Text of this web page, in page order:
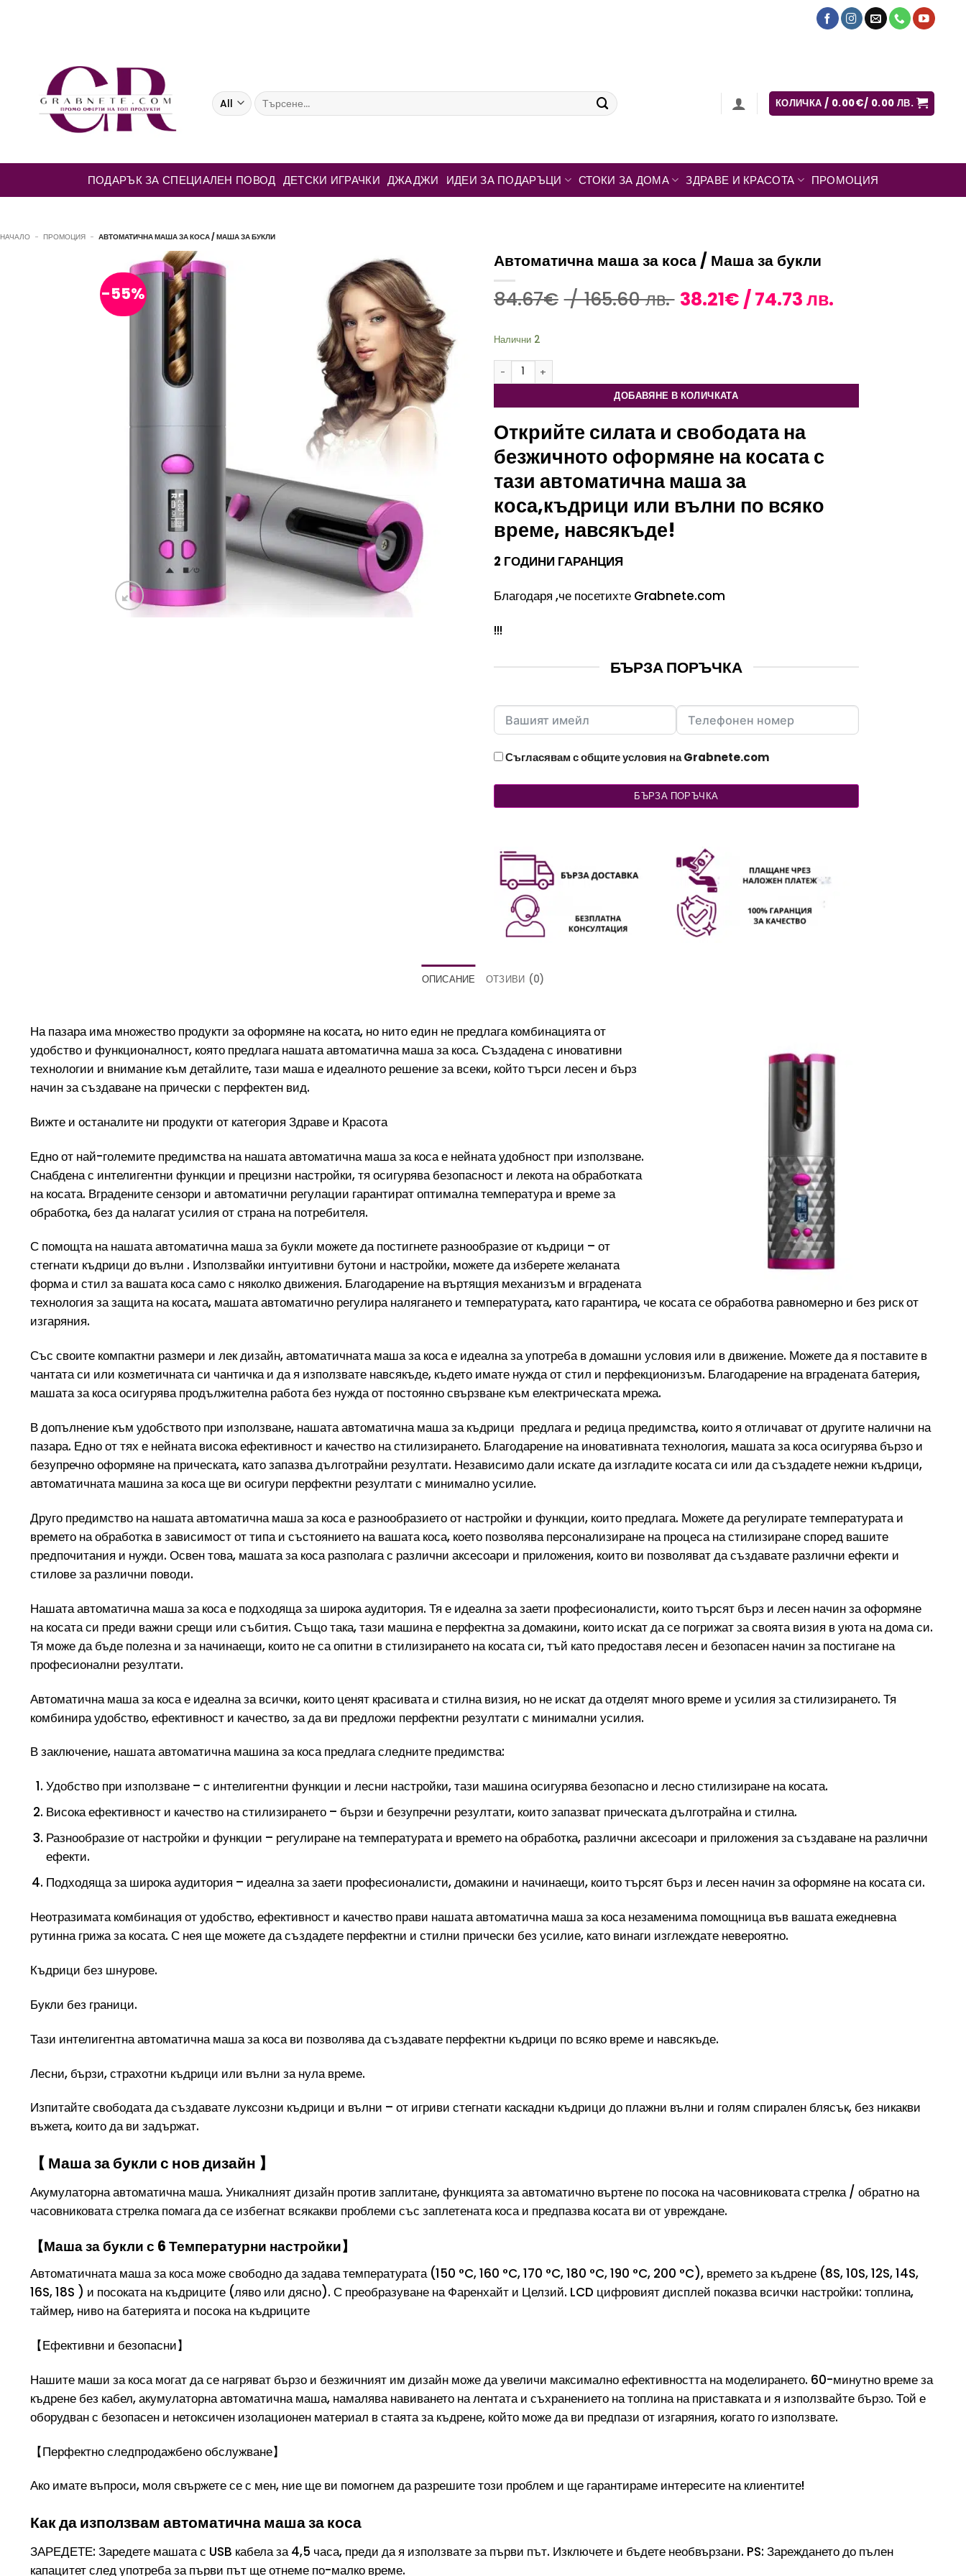
Търсене
за:
КОЛИЧКА / 0.00€/ 0.00 ЛВ.
ПОДАРЪК ЗА СПЕЦИАЛЕН ПОВОД ДЕТСКИ ИГРАЧКИ ДЖАДЖИ ИДЕИ ЗА ПОДАРЪЦИ СТОКИ ЗА ДОМА ЗДРАВЕ И КРАСОТА ПРОМОЦИЯ
НАЧАЛО - ПРОМОЦИЯ - АВТОМАТИЧНА МАША ЗА КОСА / МАША ЗА БУКЛИ
-55%
Автоматична маша за коса / Маша за букли
84.67€ / 165.60 лв. Original
165.60 лв..
38.21€ / 74.73 лв.
74.73 лв..
Налични 2
количество за Автоматична маша за коса / Маша за букли
ДОБАВЯНЕ В КОЛИЧКАТА
Открийте силата и свободата на
безжичното оформяне на косата с
тази автоматична маша за
коса,къдрици или вълни по всяко
време, навсякъде!
2 ГОДИНИ ГАРАНЦИЯ
Благодаря ,че посетихте Grabnete.com
!!!
БЪРЗА ПОРЪЧКА
Съгласявам с общите условия на Grabnete.com
БЪРЗА ПОРЪЧКА
ОПИСАНИЕ ОТЗИВИ (0)
На пазара има множество продукти за оформяне на косата, но нито един не предлага комбинацията от
удобство и функционалност, която предлага нашата автоматична маша за коса. Създадена с иновативни
технологии и внимание към детайлите, тази маша е идеалното решение за всеки, който търси лесен и бърз
начин за създаване на прически с перфектен вид.
Вижте и останалите ни продукти от категория Здраве и Красота
Едно от най-големите предимства на нашата автоматична маша за коса е нейната удобност при използване.
Снабдена с интелигентни функции и прецизни настройки, тя осигурява безопасност и лекота на обработката
на косата. Вградените сензори и автоматични регулации гарантират оптимална температура и време за
обработка, без да налагат усилия от страна на потребителя.
С помощта на нашата автоматична маша за букли можете да постигнете разнообразие от къдрици – от
стегнати къдрици до вълни . Използвайки интуитивни бутони и настройки, можете да изберете желаната
форма и стил за вашата коса само с няколко движения. Благодарение на въртящия механизъм и вградената
технология за защита на косата, машата автоматично регулира налягането и температурата, като гарантира, че косата се обработва равномерно и без риск от
изгаряния.
Със своите компактни размери и лек дизайн, автоматичната маша за коса е идеална за употреба в домашни условия или в движение. Можете да я поставите в
чантата си или козметичната си чантичка и да я използвате навсякъде, където имате нужда от стил и перфекционизъм. Благодарение на вградената батерия,
машата за коса осигурява продължителна работа без нужда от постоянно свързване към електрическата мрежа.
В допълнение към удобството при използване, нашата автоматична маша за къдрици предлага и редица предимства, които я отличават от другите налични на
пазара. Едно от тях е нейната висока ефективност и качество на стилизирането. Благодарение на иновативната технология, машата за коса осигурява бързо и
безупречно оформяне на прическата, като запазва дълготрайни резултати. Независимо дали искате да изгладите косата си или да създадете нежни къдрици,
автоматичната машина за коса ще ви осигури перфектни резултати с минимално усилие.
Друго предимство на нашата автоматична маша за коса е разнообразието от настройки и функции, които предлага. Можете да регулирате температурата и
времето на обработка в зависимост от типа и състоянието на вашата коса, което позволява персонализиране на процеса на стилизиране според вашите
предпочитания и нужди. Освен това, машата за коса разполага с различни аксесоари и приложения, които ви позволяват да създавате различни ефекти и
стилове за различни поводи.
Нашата автоматична маша за коса е подходяща за широка аудитория. Тя е идеална за заети професионалисти, които търсят бърз и лесен начин за оформяне
на косата си преди важни срещи или събития. Също така, тази машина е перфектна за домакини, които искат да се погрижат за своята визия в уюта на дома си.
Тя може да бъде полезна и за начинаещи, които не са опитни в стилизирането на косата си, тъй като предоставя лесен и безопасен начин за постигане на
професионални резултати.
Автоматична маша за коса е идеална за всички, които ценят красивата и стилна визия, но не искат да отделят много време и усилия за стилизирането. Тя
комбинира удобство, ефективност и качество, за да ви предложи перфектни резултати с минимални усилия.
В заключение, нашата автоматична машина за коса предлага следните предимства:
Удобство при използване – с интелигентни функции и лесни настройки, тази машина осигурява безопасно и лесно стилизиране на косата.
Висока ефективност и качество на стилизирането – бързи и безупречни резултати, които запазват прическата дълготрайна и стилна.
Разнообразие от настройки и функции – регулиране на температурата и времето на обработка, различни аксесоари и приложения за създаване на различни
ефекти.
Подходяща за широка аудитория – идеална за заети професионалисти, домакини и начинаещи, които търсят бърз и лесен начин за оформяне на косата си.
Неотразимата комбинация от удобство, ефективност и качество прави нашата автоматична маша за коса незаменима помощница във вашата ежедневна
рутинна грижа за косата. С нея ще можете да създадете перфектни и стилни прически без усилие, като винаги изглеждате невероятно.
Къдрици без шнурове.
Букли без граници.
Тази интелигентна автоматична маша за коса ви позволява да създавате перфектни къдрици по всяко време и навсякъде.
Лесни, бързи, страхотни къдрици или вълни за нула време.
Изпитайте свободата да създавате луксозни къдрици и вълни – от игриви стегнати каскадни къдрици до плажни вълни и голям спирален блясък, без никакви
въжета, които да ви задържат.
【 Маша за букли с нов дизайн 】
Акумулаторна автоматична маша. Уникалният дизайн против заплитане, функцията за автоматично въртене по посока на часовниковата стрелка / обратно на
часовниковата стрелка помага да се избегнат всякакви проблеми със заплетената коса и предпазва косата ви от увреждане.
【Маша за букли с 6 Температурни настройки】
Автоматичната маша за коса може свободно да задава температурата (150 °C, 160 °C, 170 °C, 180 °C, 190 °C, 200 °C), времето за къдрене (8S, 10S, 12S, 14S,
16S, 18S ) и посоката на къдриците (ляво или дясно). С преобразуване на Фаренхайт и Целзий. LCD цифровият дисплей показва всички настройки: топлина,
таймер, ниво на батерията и посока на къдриците
【Ефективни и безопасни】
Нашите маши за коса могат да се нагряват бързо и безжичният им дизайн може да увеличи максимално ефективността на моделирането. 60-минутно време за
къдрене без кабел, акумулаторна автоматична маша, намалява навиването на лентата и съхранението на топлина на приставката и я използвайте бързо. Той е
оборудван с безопасен и нетоксичен изолационен материал в стаята за къдрене, който може да ви предпази от изгаряния, когато го използвате.
【Перфектно следпродажбено обслужване】
Ако имате въпроси, моля свържете се с мен, ние ще ви помогнем да разрешите този проблем и ще гарантираме интересите на клиентите!
Как да използвам автоматична маша за коса
ЗАРЕДЕТЕ: Заредете машата с USB кабела за 4,5 часа, преди да я използвате за първи път. Изключете и бъдете необвързани. PS: Зареждането до пълен
капацитет след употреба за първи път ще отнеме по-малко време.